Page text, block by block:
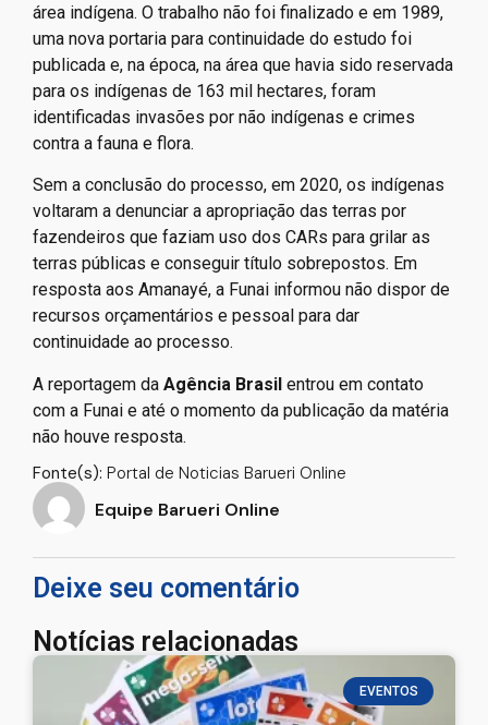
área indígena. O trabalho não foi finalizado e em 1989,
uma nova portaria para continuidade do estudo foi
publicada e, na época, na área que havia sido reservada
para os indígenas de 163 mil hectares, foram
identificadas invasões por não indígenas e crimes
contra a fauna e flora.
Sem a conclusão do processo, em 2020, os indígenas
voltaram a denunciar a apropriação das terras por
fazendeiros que faziam uso dos CARs para grilar as
terras públicas e conseguir título sobrepostos. Em
resposta aos Amanayé, a Funai informou não dispor de
recursos orçamentários e pessoal para dar
continuidade ao processo.
A reportagem da Agência Brasil entrou em contato
com a Funai e até o momento da publicação da matéria
não houve resposta.
Fonte(s): Portal de Noticias Barueri Online
Equipe Barueri Online
Deixe seu comentário
Notícias relacionadas
EVENTOS